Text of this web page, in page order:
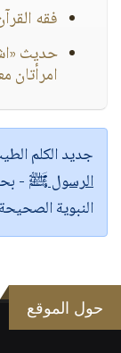
فقه
حديث
امرأتان
جديد الكلم
الرسول ﷺ -
النبوية
حول الموقع